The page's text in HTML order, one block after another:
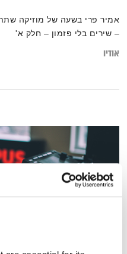
אמיר פרי בשעה של מוזיקה
– שירים בלי פזמון – חלק א'
אודיו